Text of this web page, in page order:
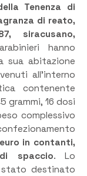
Tenenza di
di reato,
siracusano,
hanno
sua abitazione
all’interno
contenente
grammi, 16 dosi
complessivo
in contanti,
spaccio. Lo
stato destinato